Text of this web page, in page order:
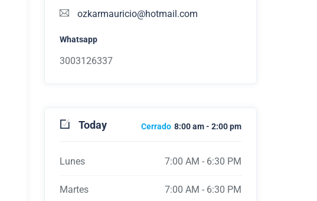
ozkarmauricio@hotmail.com
Whatsapp
3003126337
Today Cerrado 8:00 am- 2:00 pm
Lunes 7:00 AM - 6:30 PM
Martes 7:00 AM - 6:30 PM